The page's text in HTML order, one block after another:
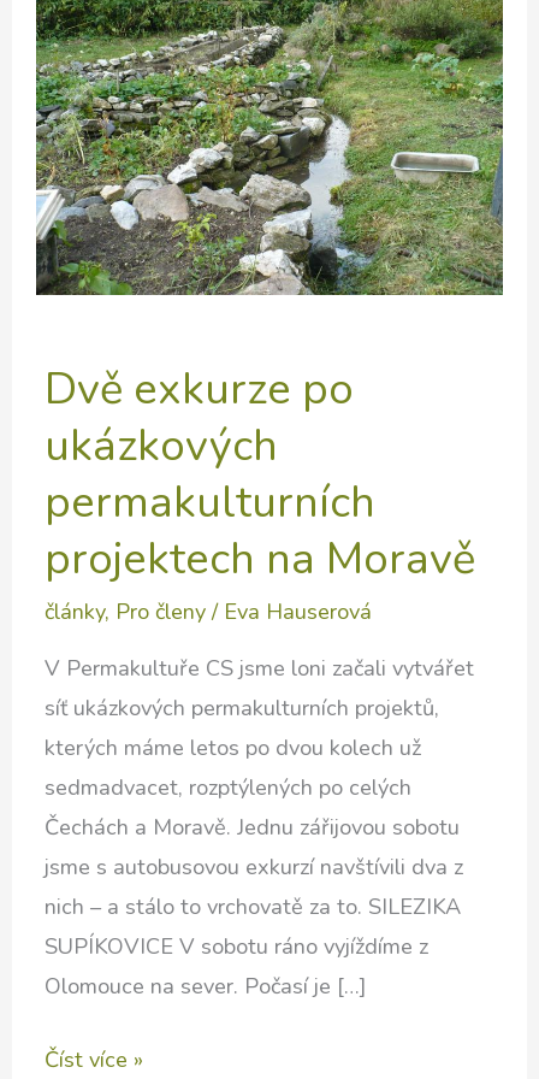
Dvě exkurze po
ukázkových
permakulturních
projektech na Moravě
články, Pro členy/ Eva Hauserová
V Permakultuře CS jsme loni začali vytvářet
síť ukázkových permakulturních projektů,
kterých máme letos po dvou kolech už
sedmadvacet, rozptýlených po celých
Čechách a Moravě. Jednu zářijovou sobotu
jsme s autobusovou exkurzí navštívili dva z
nich – a stálo to vrchovatě za to. SILEZIKA
SUPÍKOVICE V sobotu ráno vyjíždíme z
Olomouce na sever. Počasí je […]
Dvě
Číst více »